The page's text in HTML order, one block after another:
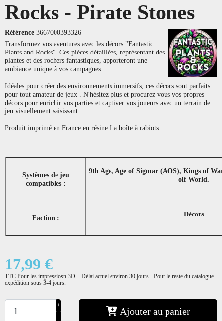
Rocks - Pirate Stones
Référence 3667000393326
Transformez vos aventures avec les décors "Fantastic
Plants and Rocks". Ces pièces détaillées, représentant des
plantes et des rochers fantastiques, apporteront une
ambiance unique à vos campagnes.
Idéales pour créer des environnements immersifs, ces décors sont parfaits
pour tout amateur de jeux . N'hésitez plus et procurez vous vos propres
décors pour enrichir vos parties et captiver vos joueurs avec un terrain de
jeu visuellement saisissant.
Produit imprimé en France en résine La boîte à rabiots
Systèmes de jeu
compatibles :
9th Age, Age of Sigmar (AOS), Kings of
olf World.
Faction : Décors
17,99 €
TTC Pour les impressiosn 3D – Délai actuel environ 30 jours - Pour le reste du catalogue
expédition sous 3-4 jours.
+
−
Ajouter au panier